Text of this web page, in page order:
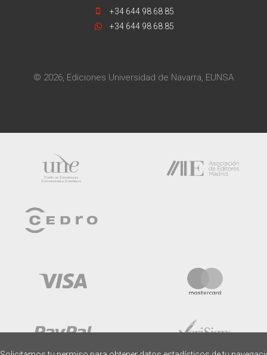
+34 644 98 68 85
+34 644 98 68 85
© 2026, Ediciones Universidad de Navarra, EUNSA